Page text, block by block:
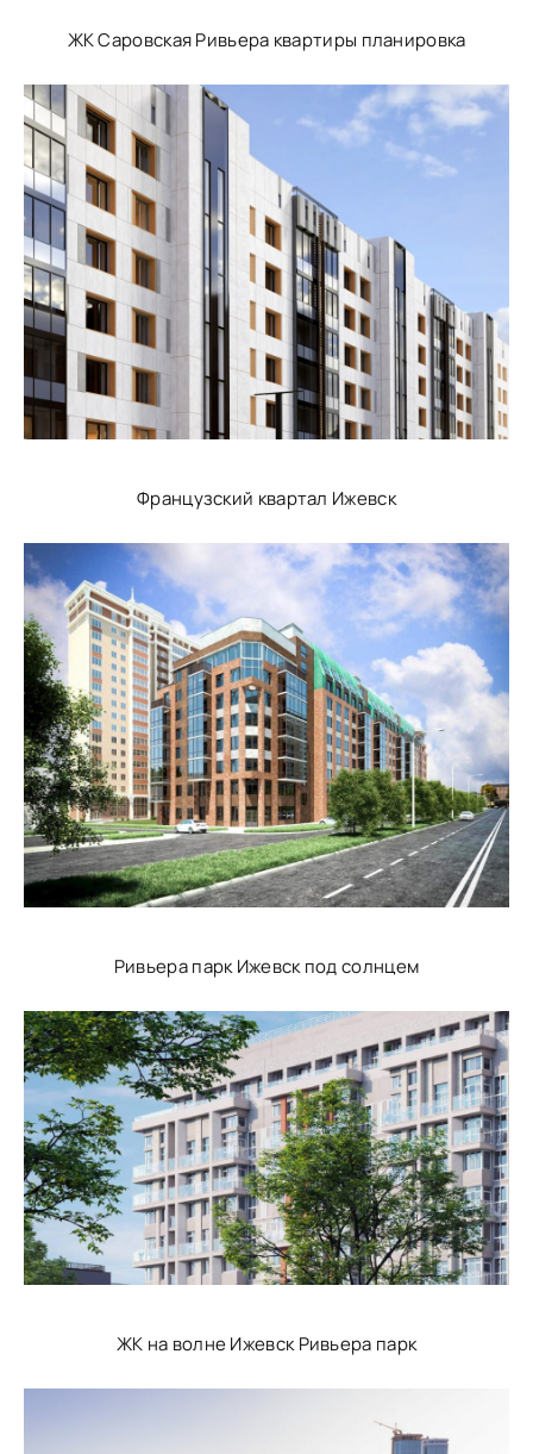
ЖК Саровская Ривьера квартиры планировка
Французский квартал Ижевск
Ривьера парк Ижевск под солнцем
ЖК на волне Ижевск Ривьера парк